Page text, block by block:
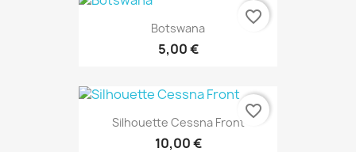
Botswana
5,00 €
favorite_border
Silhouette Cessna Front
10,00 €
favorite_border